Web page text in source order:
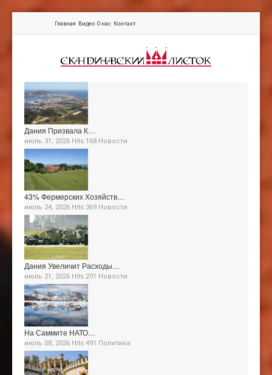
Главная Видео О нас Контакт
Дания Призвала К…
июль 31, 2026 Hits:168 Новости
43% Фермерских Хозяйств…
июль 24, 2026 Hits:369 Новости
Дания Увеличит Расходы…
июль 21, 2026 Hits:291 Новости
На Саммите НАТО…
июль 08, 2026 Hits:491 Политика